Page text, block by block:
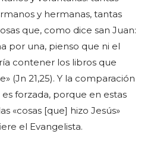
y hermanas, tantas
que, como dice san Juan:
por una, pienso que ni el
contener los libros que
(Jn 21,25). Y la comparación
forzada, porque en estas
«cosas [que] hizo Jesús»
el Evangelista.